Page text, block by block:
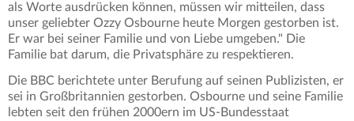
als Worte ausdrücken können, müssen wir mitteilen, dass
unser geliebter Ozzy Osbourne heute Morgen gestorben ist.
Er war bei seiner Familie und von Liebe umgeben." Die
Familie bat darum, die Privatsphäre zu respektieren.
Die BBC berichtete unter Berufung auf seinen Publizisten, er
sei in Großbritannien gestorben. Osbourne und seine Familie
lebten seit den frühen 2000ern im US-Bundesstaat